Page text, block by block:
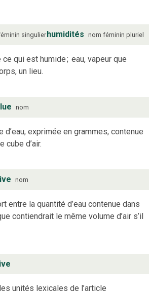
singulierhumidités nom féminin pluriel
ce qui est humide; eau, vapeur que
un lieu.
nom
d’eau, exprimée en grammes, contenue
cube d’air.
nom
entre la quantité d’eau contenue dans
contiendrait le même volume d’air s’il
unités lexicales de l’article